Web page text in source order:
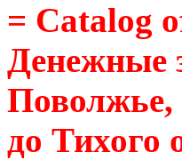
= Catalog
Денежные
до Тихого